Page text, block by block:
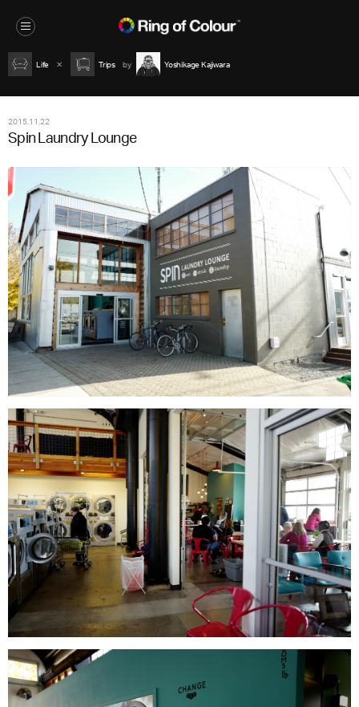
Life Trips Yoshikage Kajiwara
2015.11.22
Spin Laundry Lounge